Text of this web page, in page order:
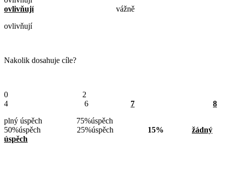
ovlivňujívážně
ovlivňují
Nakolik dosahuje cíle?
0 2
4 6 7
8
plný úspěch 75%úspěch
50%úspěch 25%úspěch 15%
žádný
úspěch